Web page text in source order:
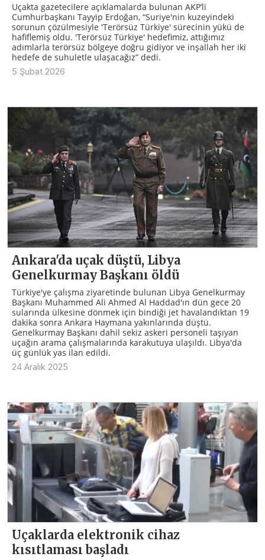
Uçakta gazetecilere açıklamalarda bulunan AKP’li
Cumhurbaşkanı Tayyip Erdoğan, “Suriye'nin kuzeyindeki
sorunun çözülmesiyle 'Terörsüz Türkiye' sürecinin yükü de
hafiflemiş oldu. 'Terörsüz Türkiye' hedefimiz, attığımız
adımlarla terörsüz bölgeye doğru gidiyor ve inşallah her iki
hedefe de suhuletle ulaşacağız” dedi.
5 Şubat 2026
Ankara'da uçak düştü, Libya
Genelkurmay Başkanı öldü
Türkiye'ye çalışma ziyaretinde bulunan Libya Genelkurmay
Başkanı Muhammed Ali Ahmed Al Haddad'ın dün gece 20
sularında ülkesine dönmek için bindiği jet havalandıktan 19
dakika sonra Ankara Haymana yakınlarında düştü.
Genelkurmay Başkanı dahil sekiz askeri personeli taşıyan
uçağın arama çalışmalarında karakutuya ulaşıldı. Libya'da
üç günlük yas ilan edildi.
24 Aralık 2025
Uçaklarda elektronik cihaz
kısıtlaması başladı